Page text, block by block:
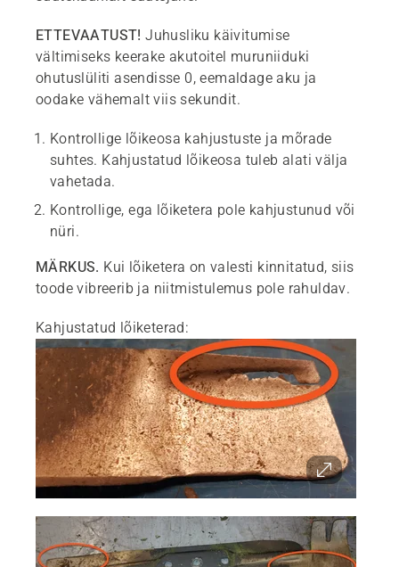
ETTEVAATUST!Juhusliku käivitumise
vältimiseks keerake akutoitel muruniiduki
ohutuslüliti asendisse 0, eemaldage aku ja
oodake vähemalt viis sekundit.
Kontrollige lõikeosa kahjustuste ja mõrade
suhtes. Kahjustatud lõikeosa tuleb alati välja
vahetada.
Kontrollige, ega lõiketera pole kahjustunud või
nüri.
MÄRKUS. Kui lõiketera on valesti kinnitatud, siis
toode vibreerib ja niitmistulemus pole rahuldav.
Kahjustatud lõiketerad: